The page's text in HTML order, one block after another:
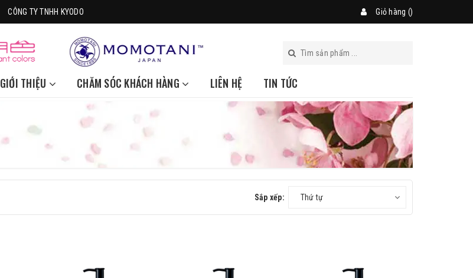
CÔNG TY TNHH KYODO Giỏ hàng ()
GIỚI THIỆU CHĂM SÓC KHÁCH HÀNG LIÊN HỆ TIN TỨC
Sắp xếp: Thứ tự